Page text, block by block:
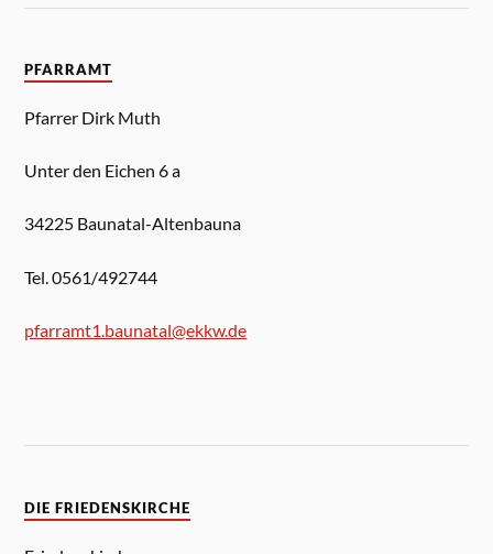
PFARRAMT
Pfarrer Dirk Muth
Unter den Eichen 6 a
34225 Baunatal-Altenbauna
Tel. 0561/492744
pfarramt1.baunatal@ekkw.de
DIE FRIEDENSKIRCHE